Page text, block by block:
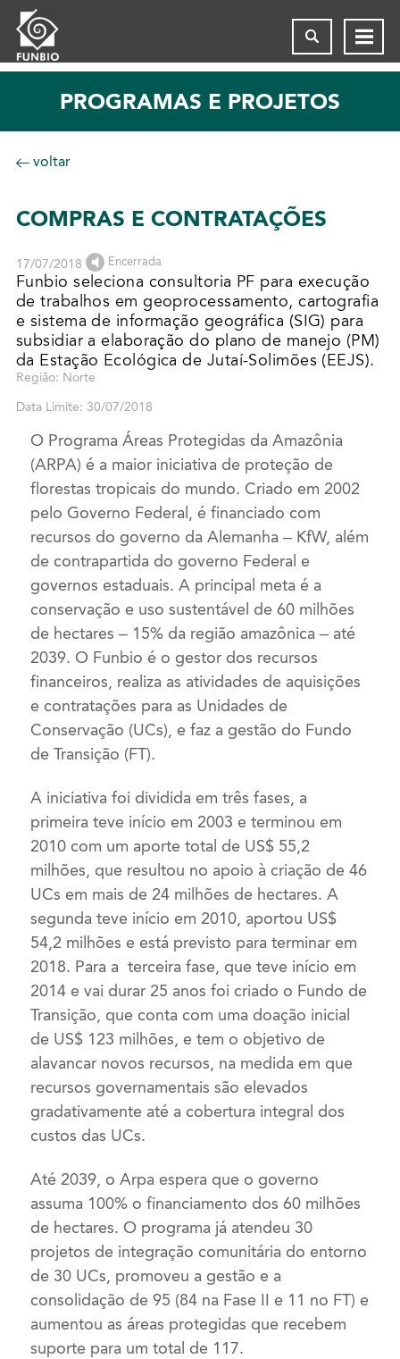
PROGRAMAS E PROJETOS
voltar
COMPRAS E CONTRATAÇÕES
17/07/2018 Encerrada
Funbio seleciona consultoria PF para execução
de trabalhos em geoprocessamento, cartografia
e sistema de informação geográfica (SIG) para
subsidiar a elaboração do plano de manejo (PM)
da Estação Ecológica de Jutaí-Solimões (EEJS).
Região: Norte
Data Limite: 30/07/2018
O Programa Áreas Protegidas da Amazônia
(ARPA) é a maior iniciativa de proteção de
florestas tropicais do mundo. Criado em 2002
pelo Governo Federal, é financiado com
recursos do governo da Alemanha – KfW, além
de contrapartida do governo Federal e
governos estaduais. A principal meta é a
conservação e uso sustentável de 60 milhões
de hectares – 15% da região amazônica – até
2039. O Funbio é o gestor dos recursos
financeiros, realiza as atividades de aquisições
e contratações para as Unidades de
Conservação (UCs), e faz a gestão do Fundo
de Transição (FT).
A iniciativa foi dividida em três fases, a
primeira teve início em 2003 e terminou em
2010 com um aporte total de US$ 55,2
milhões, que resultou no apoio à criação de 46
UCs em mais de 24 milhões de hectares. A
segunda teve início em 2010, aportou US$
54,2 milhões e está previsto para terminar em
2018. Para a terceira fase, que teve início em
2014 e vai durar 25 anos foi criado o Fundo de
Transição, que conta com uma doação inicial
de US$ 123 milhões, e tem o objetivo de
alavancar novos recursos, na medida em que
recursos governamentais são elevados
gradativamente até a cobertura integral dos
custos das UCs.
Até 2039, o Arpa espera que o governo
assuma 100% o financiamento dos 60 milhões
de hectares. O programa já atendeu 30
projetos de integração comunitária do entorno
de 30 UCs, promoveu a gestão e a
consolidação de 95 (84 na Fase II e 11 no FT) e
aumentou as áreas protegidas que recebem
suporte para um total de 117.